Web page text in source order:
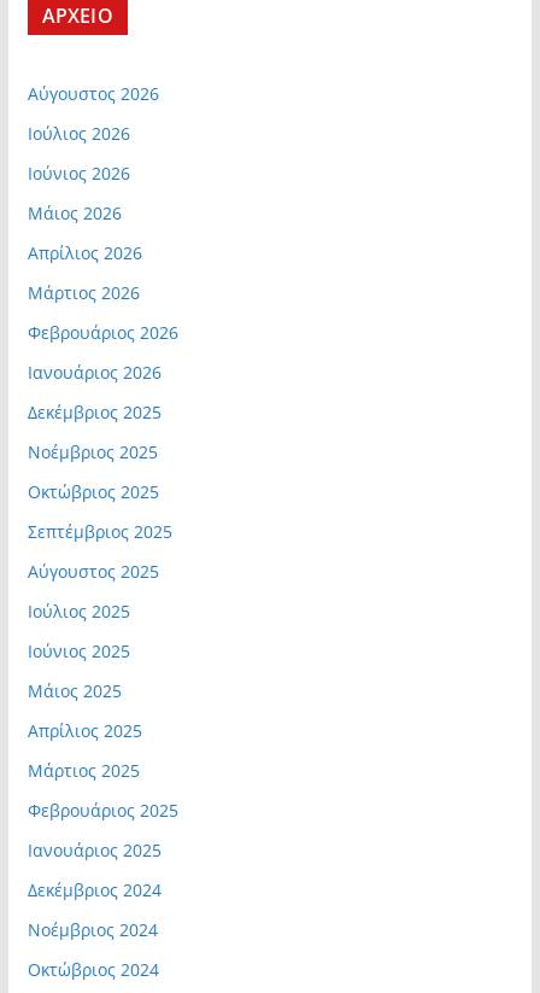
ΑΡΧΕΙΟ
Αύγουστος 2026
Ιούλιος 2026
Ιούνιος 2026
Μάιος 2026
Απρίλιος 2026
Μάρτιος 2026
Φεβρουάριος 2026
Ιανουάριος 2026
Δεκέμβριος 2025
Νοέμβριος 2025
Οκτώβριος 2025
Σεπτέμβριος 2025
Αύγουστος 2025
Ιούλιος 2025
Ιούνιος 2025
Μάιος 2025
Απρίλιος 2025
Μάρτιος 2025
Φεβρουάριος 2025
Ιανουάριος 2025
Δεκέμβριος 2024
Νοέμβριος 2024
Οκτώβριος 2024